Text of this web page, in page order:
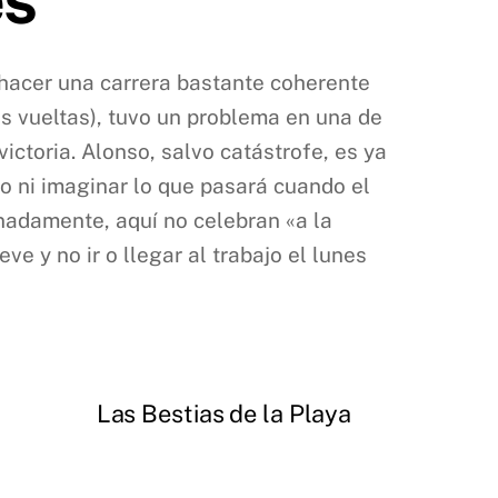
una carrera bastante coherente
vueltas), tuvo un problema en una de
Alonso, salvo catástrofe, es ya
ni imaginar lo que pasará cuando el
aquí no celebran «a la
y no ir o llegar al trabajo el lunes
Las Bestias de la Playa